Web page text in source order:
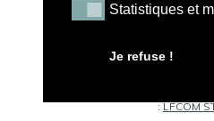
Tous droits réservés -
A propos de
:LFCOM
Statistiques et
Statistiques et
Je refuse !